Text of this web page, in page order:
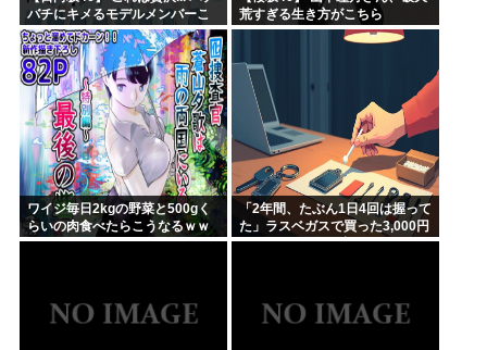
バチにキメるモデルメンバーこ
ちら
荒すぎる生き方がこちら
ワイジ毎日2kgの野菜と500gく
らいの肉食べたらこうなるｗｗ
ｗ
「2年間、たぶん1日4回は握って
た」ラスベガスで買った3,000円
のキーホルダーを調べたら